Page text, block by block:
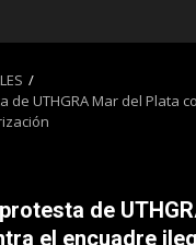
de UTHGRA Mar del Plata
de
el encuadre